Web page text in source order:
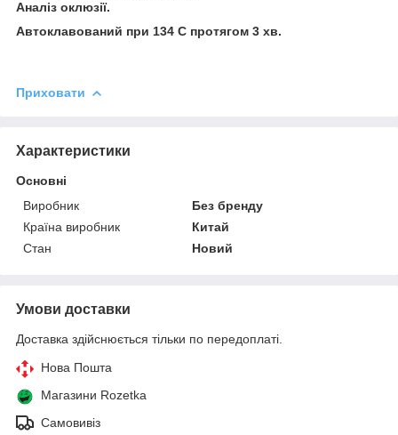
Аналіз оклюзії.
Автоклавований при 134 С протягом 3 хв.
Приховати
Характеристики
Основні
Виробник
Без бренду
Країна виробник
Китай
Стан
Новий
Умови доставки
Доставка здійснюється тільки по передоплаті.
Нова Пошта
Магазини Rozetka
Самовивіз